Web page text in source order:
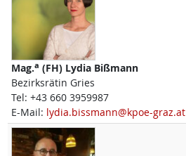
Mag.a (FH) Lydia Bißmann
Bezirksrätin Gries
Tel: +43 660 3959987
E-Mail: lydia.bissmann@kpoe-graz.at